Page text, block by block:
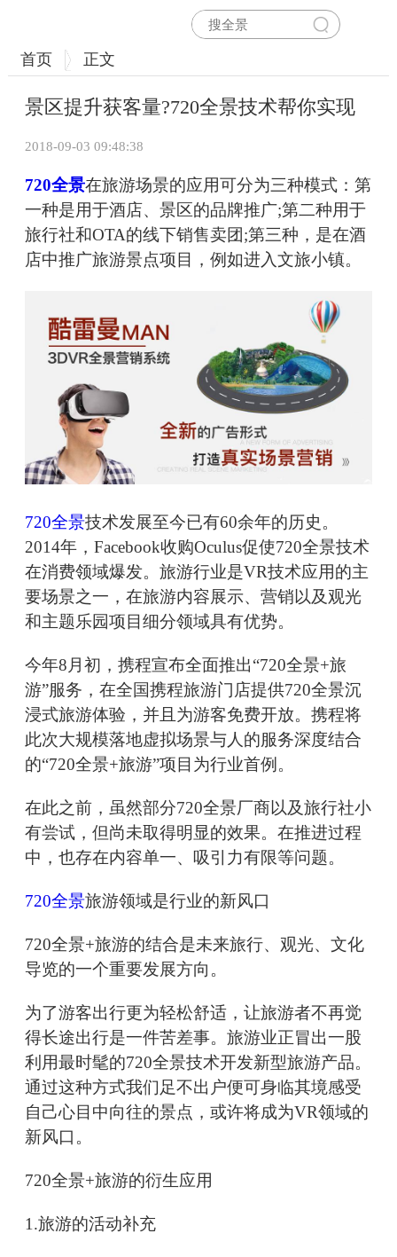
首页 正文
景区提升获客量?720全景技术帮你实现
2018-09-03 09:48:38
720全景在旅游场景的应用可分为三种模式：第
一种是用于酒店、景区的品牌推广;第二种用于
旅行社和OTA的线下销售卖团;第三种，是在酒
店中推广旅游景点项目，例如进入文旅小镇。
720全景技术发展至今已有60余年的历史。
2014年，Facebook收购Oculus促使720全景技术
在消费领域爆发。旅游行业是VR技术应用的主
要场景之一，在旅游内容展示、营销以及观光
和主题乐园项目细分领域具有优势。
今年8月初，携程宣布全面推出“720全景+旅
游”服务，在全国携程旅游门店提供720全景沉
浸式旅游体验，并且为游客免费开放。携程将
此次大规模落地虚拟场景与人的服务深度结合
的“720全景+旅游”项目为行业首例。
在此之前，虽然部分720全景厂商以及旅行社小
有尝试，但尚未取得明显的效果。在推进过程
中，也存在内容单一、吸引力有限等问题。
720全景旅游领域是行业的新风口
720全景+旅游的结合是未来旅行、观光、文化
导览的一个重要发展方向。
为了游客出行更为轻松舒适，让旅游者不再觉
得长途出行是一件苦差事。旅游业正冒出一股
利用最时髦的720全景技术开发新型旅游产品。
通过这种方式我们足不出户便可身临其境感受
自己心目中向往的景点，或许将成为VR领域的
新风口。
720全景+旅游的衍生应用
1.旅游的活动补充